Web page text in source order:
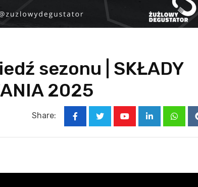
sezonu | SKŁADY
2025
Share:
LinkedIn